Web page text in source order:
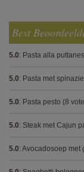
Best
5.0: Pasta alla
5.0: Pasta met
5.0: Pasta pesto (8
5.0: Steak met Cajun
5.0: Avocadosoep met